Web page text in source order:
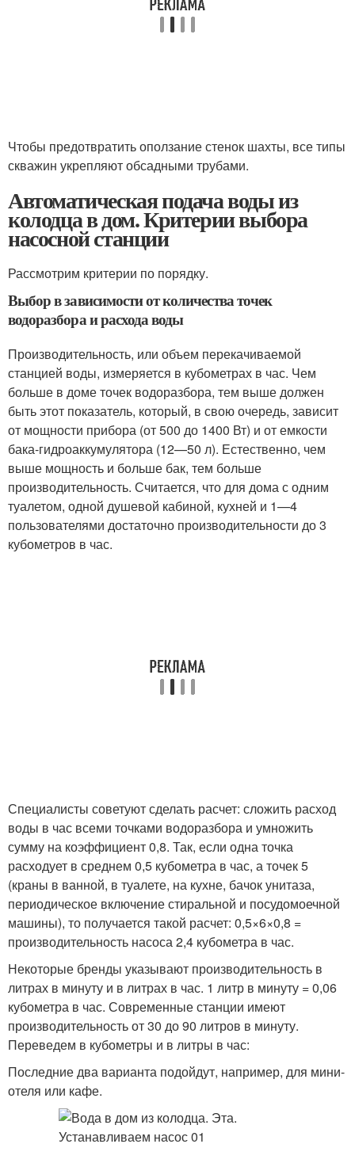
Чтобы предотвратить оползание стенок шахты, все типы
скважин укрепляют обсадными трубами.
Автоматическая подача воды из
колодца в дом. Критерии выбора
насосной станции
Рассмотрим критерии по порядку.
Выбор в зависимости от количества точек
водоразбора и расхода воды
Производительность, или объем перекачиваемой
станцией воды, измеряется в кубометрах в час. Чем
больше в доме точек водоразбора, тем выше должен
быть этот показатель, который, в свою очередь, зависит
от мощности прибора (от 500 до 1400 Вт) и от емкости
бака-гидроаккумулятора (12—50 л). Естественно, чем
выше мощность и больше бак, тем больше
производительность. Считается, что для дома с одним
туалетом, одной душевой кабиной, кухней и 1—4
пользователями достаточно производительности до 3
кубометров в час.
Специалисты советуют сделать расчет: сложить расход
воды в час всеми точками водоразбора и умножить
сумму на коэффициент 0,8. Так, если одна точка
расходует в среднем 0,5 кубометра в час, а точек 5
(краны в ванной, в туалете, на кухне, бачок унитаза,
периодическое включение стиральной и посудомоечной
машины), то получается такой расчет: 0,5×6×0,8 =
производительность насоса 2,4 кубометра в час.
Некоторые бренды указывают производительность в
литрах в минуту и в литрах в час. 1 литр в минуту = 0,06
кубометра в час. Современные станции имеют
производительность от 30 до 90 литров в минуту.
Переведем в кубометры и в литры в час:
Последние два варианта подойдут, например, для мини-
отеля или кафе.